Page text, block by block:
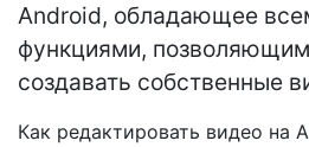
Android, обладающее
функциями,
создавать собственные
Как редактировать видео на